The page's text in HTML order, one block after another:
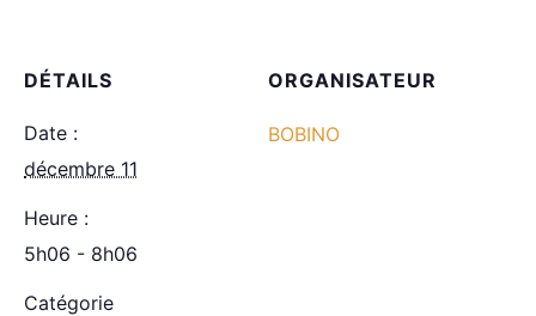
DÉTAILS
Date :
décembre 11
Heure :
5h06 - 8h06
Catégorie
ORGANISATEUR
BOBINO